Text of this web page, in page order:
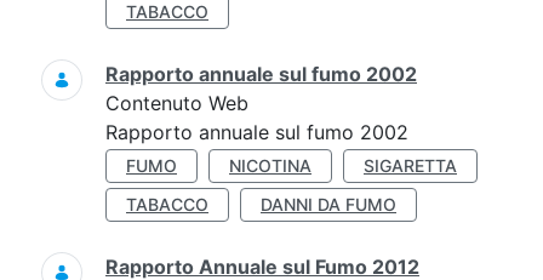
TABACCO
Rapporto annuale sul fumo 2002
Contenuto Web
Rapporto annuale sul fumo 2002
FUMO NICOTINA
SIGARETTA
TABACCO
DANNI DA FUMO
Rapporto Annuale sul Fumo 2012